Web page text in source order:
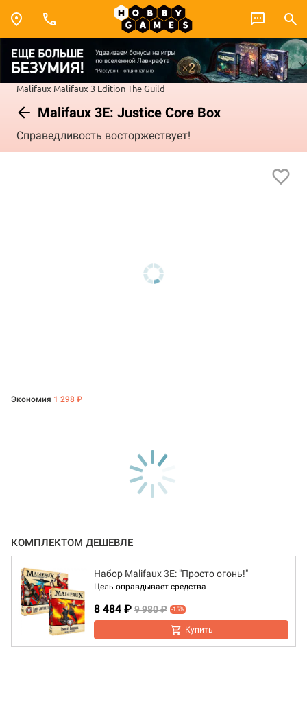
Malifaux Malifaux 3 EditionThe Guild
Malifaux 3E: Justice Core Box
Справедливость восторжествует!
Экономия 1 298 ₽
КОМПЛЕКТОМ ДЕШЕВЛЕ
Набор Malifaux 3E: "Просто огонь!"
Цель оправдывает средства
8 484 ₽ 9 980 ₽ -15%
Купить